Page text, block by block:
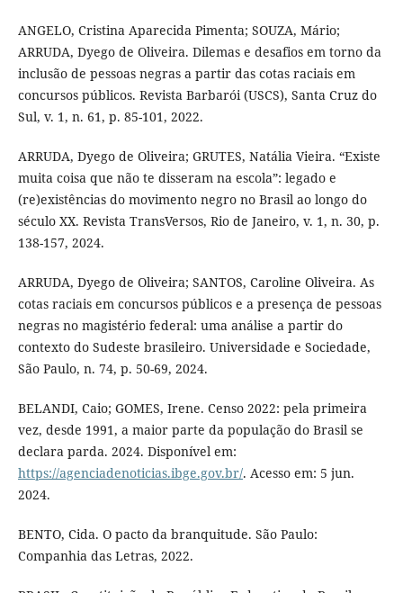
ANGELO, Cristina Aparecida Pimenta; SOUZA, Mário;
ARRUDA, Dyego de Oliveira. Dilemas e desafios em torno da
inclusão de pessoas negras a partir das cotas raciais em
concursos públicos. Revista Barbarói (USCS), Santa Cruz do
Sul, v. 1, n. 61, p. 85-101, 2022.
ARRUDA, Dyego de Oliveira; GRUTES, Natália Vieira. “Existe
muita coisa que não te disseram na escola”: legado e
(re)existências do movimento negro no Brasil ao longo do
século XX. Revista TransVersos, Rio de Janeiro, v. 1, n. 30, p.
138-157, 2024.
ARRUDA, Dyego de Oliveira; SANTOS, Caroline Oliveira. As
cotas raciais em concursos públicos e a presença de pessoas
negras no magistério federal: uma análise a partir do
contexto do Sudeste brasileiro. Universidade e Sociedade,
São Paulo, n. 74, p. 50-69, 2024.
BELANDI, Caio; GOMES, Irene. Censo 2022: pela primeira
vez, desde 1991, a maior parte da população do Brasil se
declara parda. 2024. Disponível em:
https://agenciadenoticias.ibge.gov.br/. Acesso em: 5 jun.
2024.
BENTO, Cida. O pacto da branquitude. São Paulo:
Companhia das Letras, 2022.